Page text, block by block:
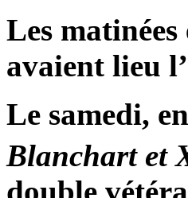
Les matinées
avaient lieu
Le samedi,
Blanchart et